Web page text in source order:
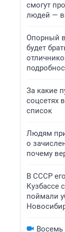
смогут
людей —
Опорный
будет
За какие
соцсетях
список
Людям
о
почему
В СССР
Кузбассе
поймали
Восемь